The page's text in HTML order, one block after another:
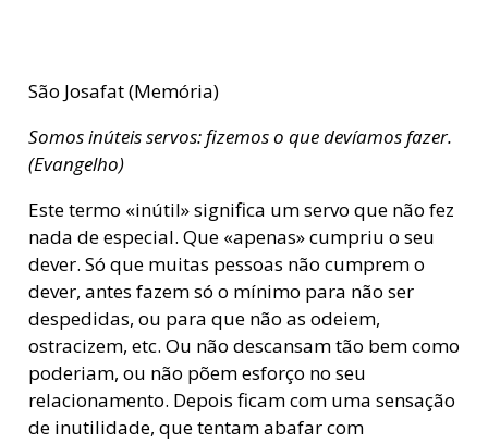
São Josafat (Memória)
Somos inúteis servos: fizemos o que devíamos fazer.
(Evangelho)
Este termo «inútil» significa um servo que não fez
nada de especial. Que «apenas» cumpriu o seu
dever. Só que muitas pessoas não cumprem o
dever, antes fazem só o mínimo para não ser
despedidas, ou para que não as odeiem,
ostracizem, etc. Ou não descansam tão bem como
poderiam, ou não põem esforço no seu
relacionamento. Depois ficam com uma sensação
de inutilidade, que tentam abafar com